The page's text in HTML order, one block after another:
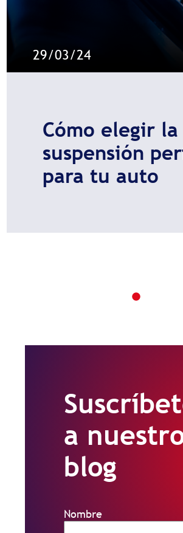
29/03/24
Cómo elegir la
suspensión
para tu auto
a
blog
Nombre